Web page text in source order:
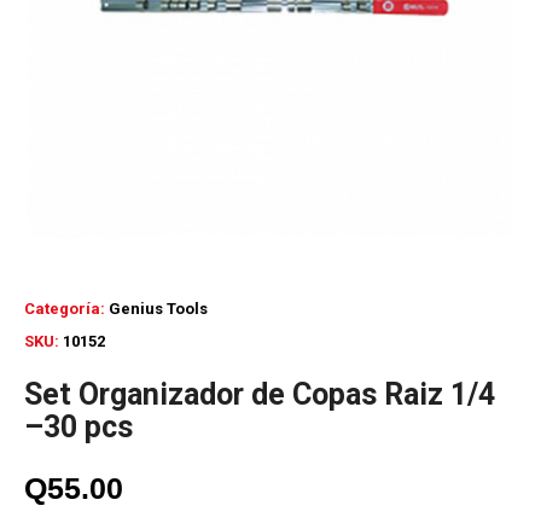
SKU: 10152
Categoría: Genius Tools
Set Organizador de Copas Raiz 1/4
–30 pcs
Q55.00